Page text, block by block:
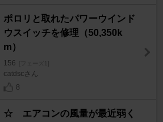
ポロリと取れたパワーウインド
ウスイッチを修理（50,350k
m）
156 [フェーズ1]
catdscさん
8
☆ エアコンの風量が最近弱く